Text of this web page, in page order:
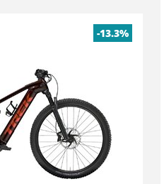
-13.3%